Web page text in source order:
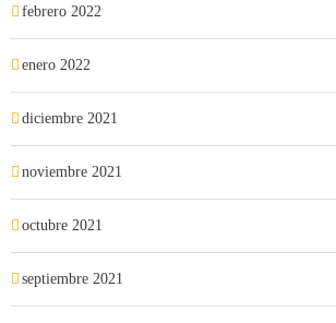
febrero 2022
enero 2022
diciembre 2021
noviembre 2021
octubre 2021
septiembre 2021